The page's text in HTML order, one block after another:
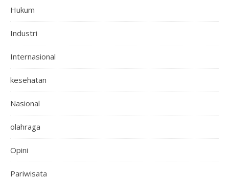
Hukum
Industri
Internasional
kesehatan
Nasional
olahraga
Opini
Pariwisata